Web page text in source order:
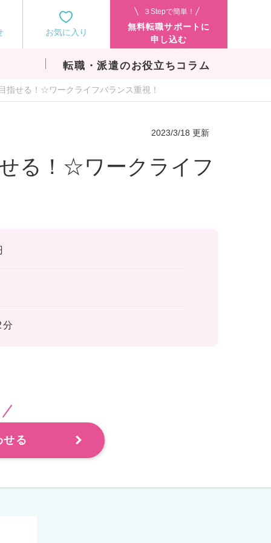
お気に入り
３Stepで簡単！
無料転職サポートに
申し込む
転職・派遣のお役立ちコラム
せる！☆ワークライフバランス重視！
2023/3/18 更新
る！☆ワークライフ
る